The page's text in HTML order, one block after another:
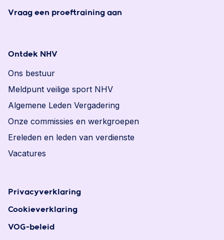
Vraag een proeftraining aan
Ontdek NHV
Ons bestuur
Meldpunt veilige sport NHV
Algemene Leden Vergadering
Onze commissies en werkgroepen
Ereleden en leden van verdienste
Vacatures
Privacyverklaring
Cookieverklaring
VOG-beleid